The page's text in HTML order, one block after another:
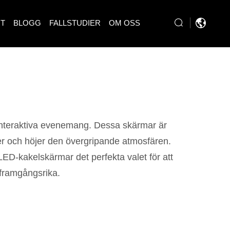
BLOGG FALLSTUDIER OM OSS
evenemang. Dessa skärmar är
och höjer den övergripande atmosfären.
kakelskärmar det perfekta valet för att